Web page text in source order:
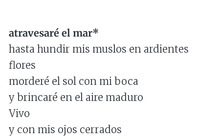
atravesaré el mar*
hasta hundir mis muslos en ardientes
flores
morderé el sol con mi boca
y brincaré en el aire maduro
Vivo
y con mis ojos cerrados